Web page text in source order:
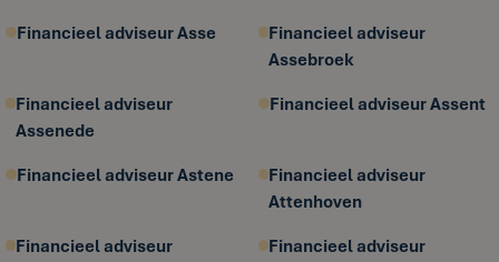
Financieel adviseur Asse
Financieel adviseur
Assebroek
Financieel adviseur
Assenede
Financieel adviseur Assent
Financieel adviseur Astene
Financieel adviseur
Attenhoven
Financieel adviseur
Financieel adviseur